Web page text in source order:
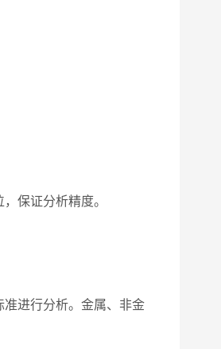
保证分析精度。
进行分析。金属、非金